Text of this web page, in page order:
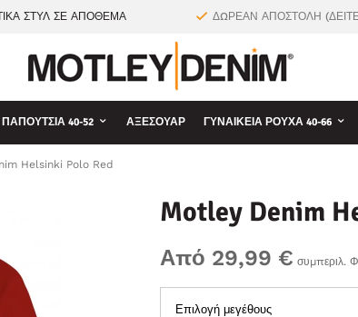
ΣΤΥΛ ΣΕ ΑΠΟΘΕΜΑ ΔΩΡΕΑΝ ΑΠΟΣΤΟΛΗ
40-52 ΑΞΕΣΟΥΆΡ ΓΥΝΑΙΚΕΊΑ ΡΟΎΧΑ 40-66
Helsinki Polo Red
Motley Denim
Από 29,99 € συμπεριλ.